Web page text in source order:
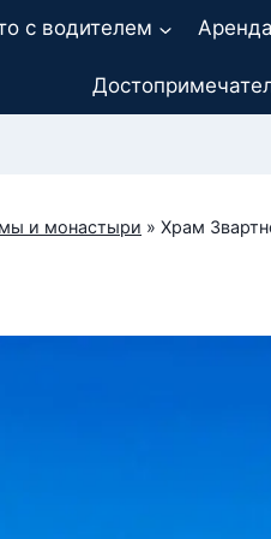
с водителем
и монастыри » Храм